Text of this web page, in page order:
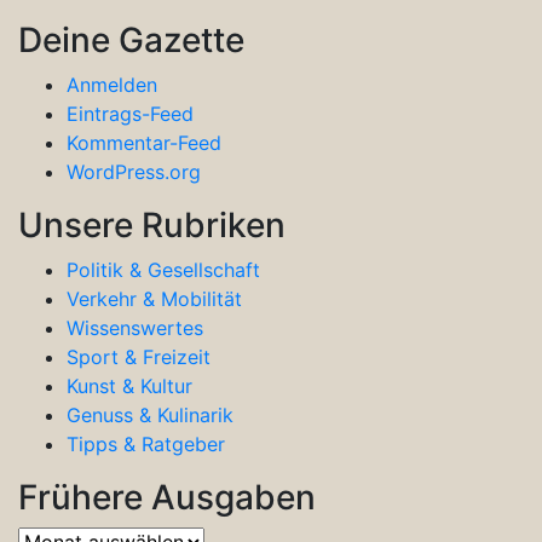
Deine Gazette
Anmelden
Eintrags-Feed
Kommentar-Feed
WordPress.org
Unsere Rubriken
Politik & Gesellschaft
Verkehr & Mobilität
Wissenswertes
Sport & Freizeit
Kunst & Kultur
Genuss & Kulinarik
Tipps & Ratgeber
Frühere Ausgaben